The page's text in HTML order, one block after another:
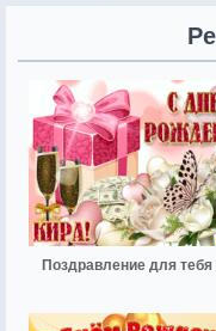
Поздравление для тебя